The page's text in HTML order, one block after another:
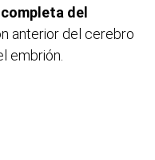
del
anterior del cerebro
embrión.